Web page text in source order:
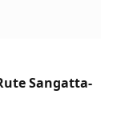
Sangatta-